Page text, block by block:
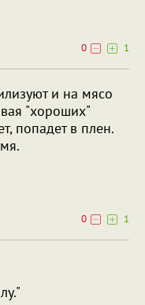
0
1
и на мясо
"хороших"
попадет в плен.
0
1